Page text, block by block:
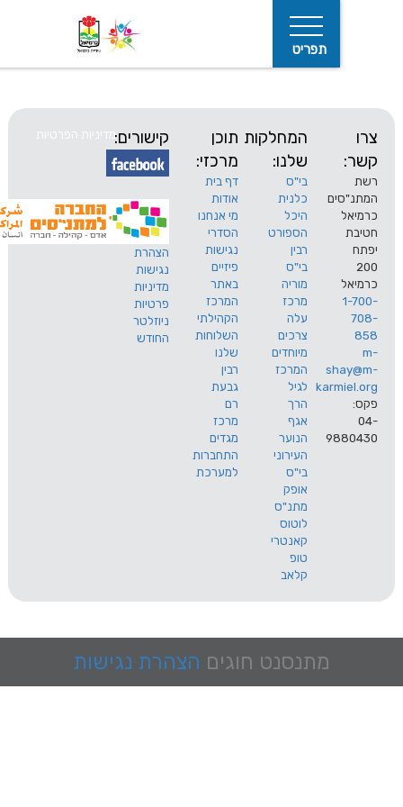
המחלקות
שלנו:
בי"ס
כלנית
היכל
הספורט
רבין
בי"ס
מוריה
מרכז
עלה
צרכים
מיוחדים
המרכז
לגיל
הרך
אגף
הנוער
תוכן
מרכזי:
דף בית
אודות
מי אנחנו
הסדרי
נגישות
פיזיים
באתר
המרכז
הקהילתי
השלוחות
שלנו
רבין
גבעת
רם
מרכז
מגדים
התחברות
למערכת
קישורים:
הצהרת
נגישות
מדיניות
פרטיות
ניוזלטר
החודש
מדיניות הפרטיות
מתנסנט חוגים הצהרת נגישות